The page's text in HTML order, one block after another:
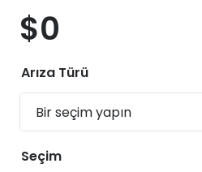
$0
Arıza Türü
Seçim